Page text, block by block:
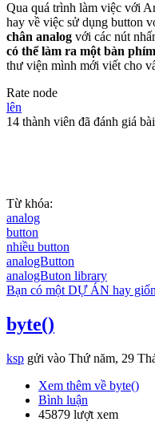
Qua quá trình làm việc với
hay về việc sử dụng button
chân analog với các nút
có thể làm ra một bàn phím
thư viện mình mới viết cho
Rate node
lên
14 thành viên đã đánh giá
Từ khóa:
analog
button
nhiều button
analogButton
analogButon library
Bạn có một DỰ ÁN hay
byte()
ksp gửi vào Thứ năm, 29
Xem thêm về byte()
Bình luận
45879 lượt xem